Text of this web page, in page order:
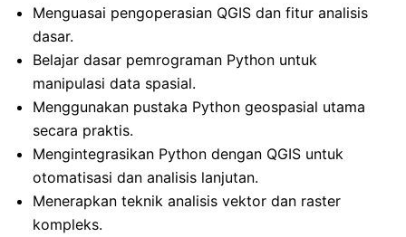
Menguasai pengoperasian QGIS dan fitur analisis
dasar.
Belajar dasar pemrograman Python untuk
manipulasi data spasial.
Menggunakan pustaka Python geospasial utama
secara praktis.
Mengintegrasikan Python dengan QGIS untuk
otomatisasi dan analisis lanjutan.
Menerapkan teknik analisis vektor dan raster
kompleks.